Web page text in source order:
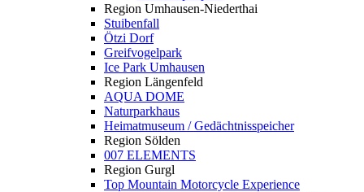
Region Umhausen-Niederthai
Stuibenfall
Ötzi Dorf
Greifvogelpark
Ice Park Umhausen
Region Längenfeld
AQUA DOME
Naturparkhaus
Heimatmuseum / Gedächtnisspeicher
Region Sölden
007 ELEMENTS
Region Gurgl
Top Mountain Motorcycle Experience